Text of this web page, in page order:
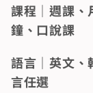
課程｜週課
鐘、口說課
語言｜英文、
言任選